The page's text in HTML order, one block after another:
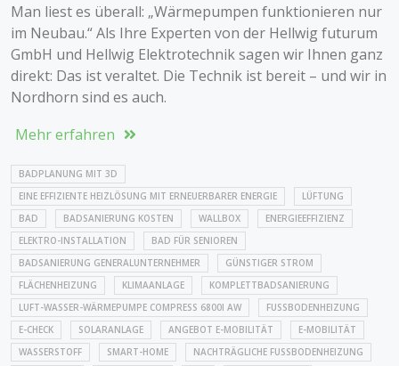
Man liest es überall: „Wärmepumpen funktionieren nur
im Neubau.“ Als Ihre Experten von der Hellwig futurum
GmbH und Hellwig Elektrotechnik sagen wir Ihnen ganz
direkt: Das ist veraltet. Die Technik ist bereit – und wir in
Nordhorn sind es auch.
Mehr erfahren
BADPLANUNG MIT 3D
EINE EFFIZIENTE HEIZLÖSUNG MIT ERNEUERBARER ENERGIE
LÜFTUNG
BAD
BADSANIERUNG KOSTEN WALLBOX
ENERGIEEFFIZIENZ
ELEKTRO-INSTALLATION
BAD FÜR SENIOREN
BADSANIERUNG GENERALUNTERNEHMER
GÜNSTIGER STROM
FLÄCHENHEIZUNG
KLIMAANLAGE
KOMPLETTBADSANIERUNG
LUFT-WASSER-WÄRMEPUMPE COMPRESS 6800I AW
FUSSBODENHEIZUNG
E-CHECK
SOLARANLAGE ANGEBOT E-MOBILITÄT
E-MOBILITÄT
WASSERSTOFF
SMART-HOME
NACHTRÄGLICHE FUSSBODENHEIZUNG